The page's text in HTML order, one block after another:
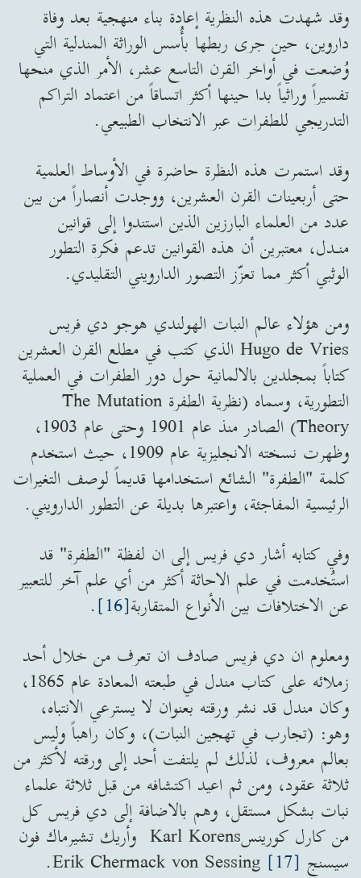
وقد شهدت هذه النظرية إعادة بناء منهجية بعد وفاة
داروين، حين جرى ربطها بأُسس الوراثة المندلية التي
وُضعت في أواخر القرن التاسع عشر، الأمر الذي منحها
تفسيراً وراثياً بدا حينها أكثر اتساقاً من اعتماد التراكم
التدريجي للطفرات عبر الانتخاب الطبيعي.
وقد استمرت هذه النظرة حاضرة في الأوساط العلمية
حتى أربعينات القرن العشرين، ووجدت أنصاراً من بين
عدد من العلماء البارزين الذين استندوا إلى قوانين
منـدل، معتبرين أن هذه القوانين تدعم فكرة التطور
الوثبي أكثر مما تعزّز التصور الدارويني التقليدي.
ومن هؤلاء عالم النبات الهولندي هوجو دي فريس
Hugo de Vries الذي كتب في مطلع القرن العشرين
كتاباً بمجلدين بالالمانية حول دور الطفرات في العملية
التطورية، وسماه (نظرية الطفرة The Mutation
Theory) الصادر منذ عام 1901 وحتى عام 1903،
وظهرت نسخته الانجليزية عام 1909، حيث استخدم
كلمة "الطفرة" الشائع استخدامها قديماً لوصف التغيرات
الرئيسية المفاجئة، واعتبرها بديلة عن التطور الدارويني.
وفي كتابه أشار دي فريس إلى ان لفظة "الطفرة" قد
استُخدمت في علم الاحاثة أكثر من أي علم آخر للتعبير
عن الاختلافات بين الأنواع المتقاربة[16]
.
ومعلوم ان دي فريس صادف ان تعرف من خلال أحد
زملائه على كتاب مندل في طبعته المعادة عام 1865،
وكان مندل قد نشر ورقته بعنوان لا يسترعي الانتباه،
وهو: (تجارب في تهجين النبات)، وكان راهباً وليس
بعالم معروف، لذلك لم يلتفت أحد إلى ورقته لأكثر من
ثلاثة عقود، ومن ثم اعيد اكتشافه من قبل ثلاثة علماء
نبات بشكل مستقل، وهم بالاضافة إلى دي فريس كل
من كارل كورينسKarl Korens وأريك تشيرماك فون
سيسنج Erik Chermack von Sessing [17]
.